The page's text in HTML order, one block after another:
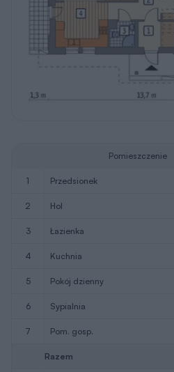
Pomieszczenie
1 przedsionek
2 hol
3 łazienka
4 kuchnia
5 pokój dzienny
6 sypialnia
7 pom. gosp.
Razem